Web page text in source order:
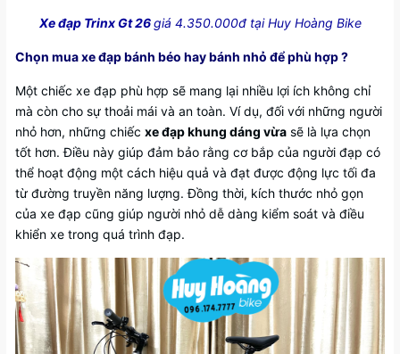
Xe đạp Trinx Gt 26giá 4.350.000đ tại Huy Hoàng Bike
Chọn mua xe đạp bánh béo hay bánh nhỏ để phù hợp ?
Một chiếc xe đạp phù hợp sẽ mang lại nhiều lợi ích không chỉ
mà còn cho sự thoải mái và an toàn. Ví dụ, đối với những người
nhỏ hơn, những chiếc xe đạp khung dáng vừa sẽ là lựa chọn
tốt hơn. Điều này giúp đảm bảo rằng cơ bắp của người đạp có
thể hoạt động một cách hiệu quả và đạt được động lực tối đa
từ đường truyền năng lượng. Đồng thời, kích thước nhỏ gọn
của xe đạp cũng giúp người nhỏ dễ dàng kiểm soát và điều
khiển xe trong quá trình đạp.